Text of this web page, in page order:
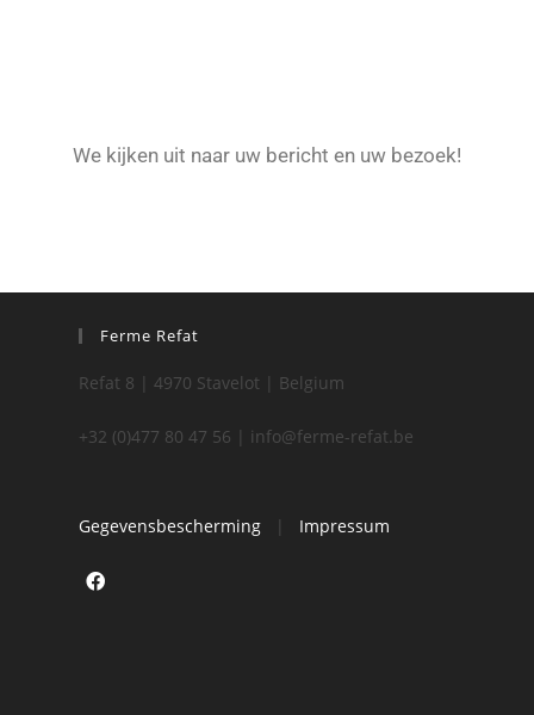
We kijken uit naar uw bericht en uw bezoek!
Ferme Refat
Refat 8 | 4970 Stavelot | Belgium
+32 (0)477 80 47 56 | info@ferme-refat.be
Gegevensbescherming| Impressum